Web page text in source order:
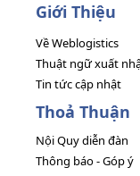
Giới Thiệu
Về Weblogistics
Thuật ngữ xuất
Tin tức cập nhật
Thoả Thuận
Nội Quy diễn đàn
Thông báo - Góp ý